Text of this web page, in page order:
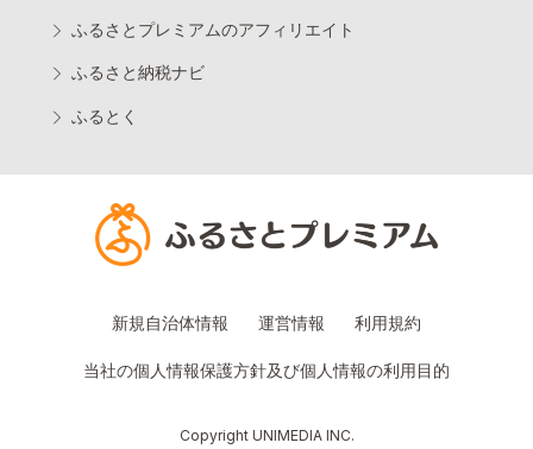
ふるさとプレミアムのアフィリエイト
ふるさと納税ナビ
ふるとく
新規自治体情報 運営情報 利用規約
当社の個人情報保護方針及び個人情報の利用目的
Copyright UNIMEDIA INC.